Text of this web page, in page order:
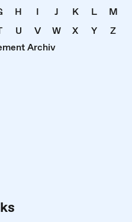
H I J K L
M
U V W X Y
Z
Archiv